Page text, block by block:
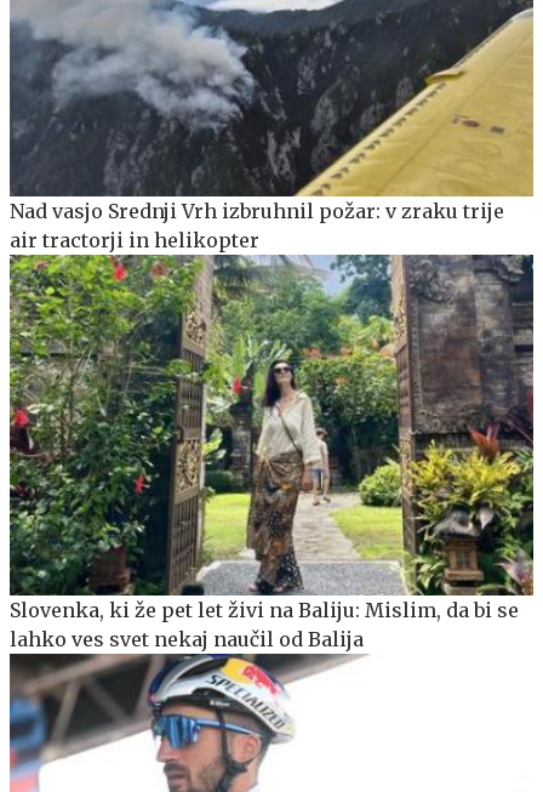
Nad vasjo Srednji Vrh izbruhnil požar: v zraku trije
air tractorji in helikopter
Slovenka, ki že pet let živi na Baliju: Mislim, da bi se
lahko ves svet nekaj naučil od Balija